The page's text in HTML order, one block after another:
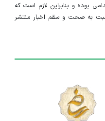
بوده و بنابراین لازم است که
به صحت و سقم اخبار منتشر